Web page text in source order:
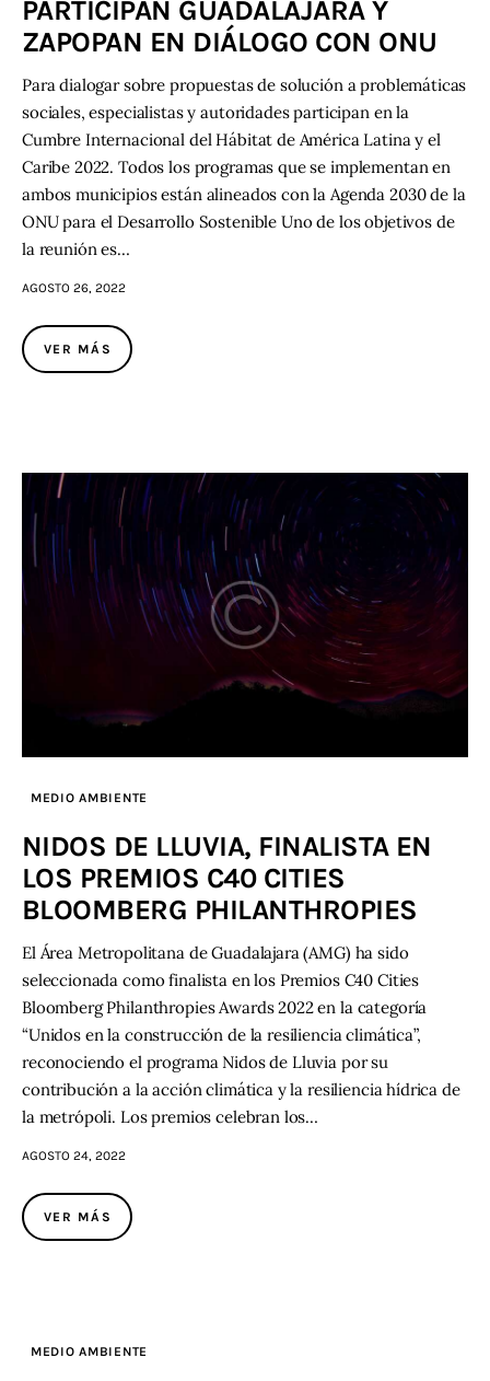
PARTICIPAN GUADALAJARA Y
ZAPOPAN EN DIÁLOGO CON ONU
Para dialogar sobre propuestas de solución a problemáticas
sociales, especialistas y autoridades participan en la
Cumbre Internacional del Hábitat de América Latina y el
Caribe 2022. Todos los programas que se implementan en
ambos municipios están alineados con la Agenda 2030 de la
ONU para el Desarrollo Sostenible Uno de los objetivos de
la reunión es…
AGOSTO 26, 2022
VER MÁS
MEDIO AMBIENTE
NIDOS DE LLUVIA, FINALISTA EN
LOS PREMIOS C40 CITIES
BLOOMBERG PHILANTHROPIES
El Área Metropolitana de Guadalajara (AMG) ha sido
seleccionada como finalista en los Premios C40 Cities
Bloomberg Philanthropies Awards 2022 en la categoría
“Unidos en la construcción de la resiliencia climática”,
reconociendo el programa Nidos de Lluvia por su
contribución a la acción climática y la resiliencia hídrica de
la metrópoli. Los premios celebran los…
AGOSTO 24, 2022
VER MÁS
MEDIO AMBIENTE